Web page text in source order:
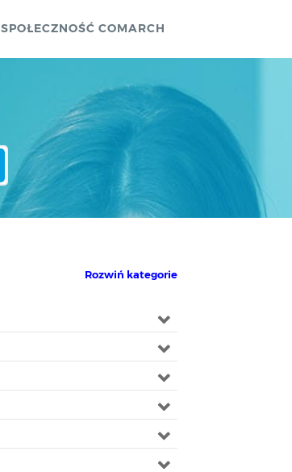
SPOŁECZNOŚĆ COMARCH
Rozwiń kategorie